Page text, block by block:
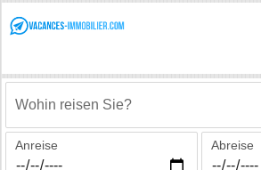
Wohin reisen Sie?
Anreise Abreise